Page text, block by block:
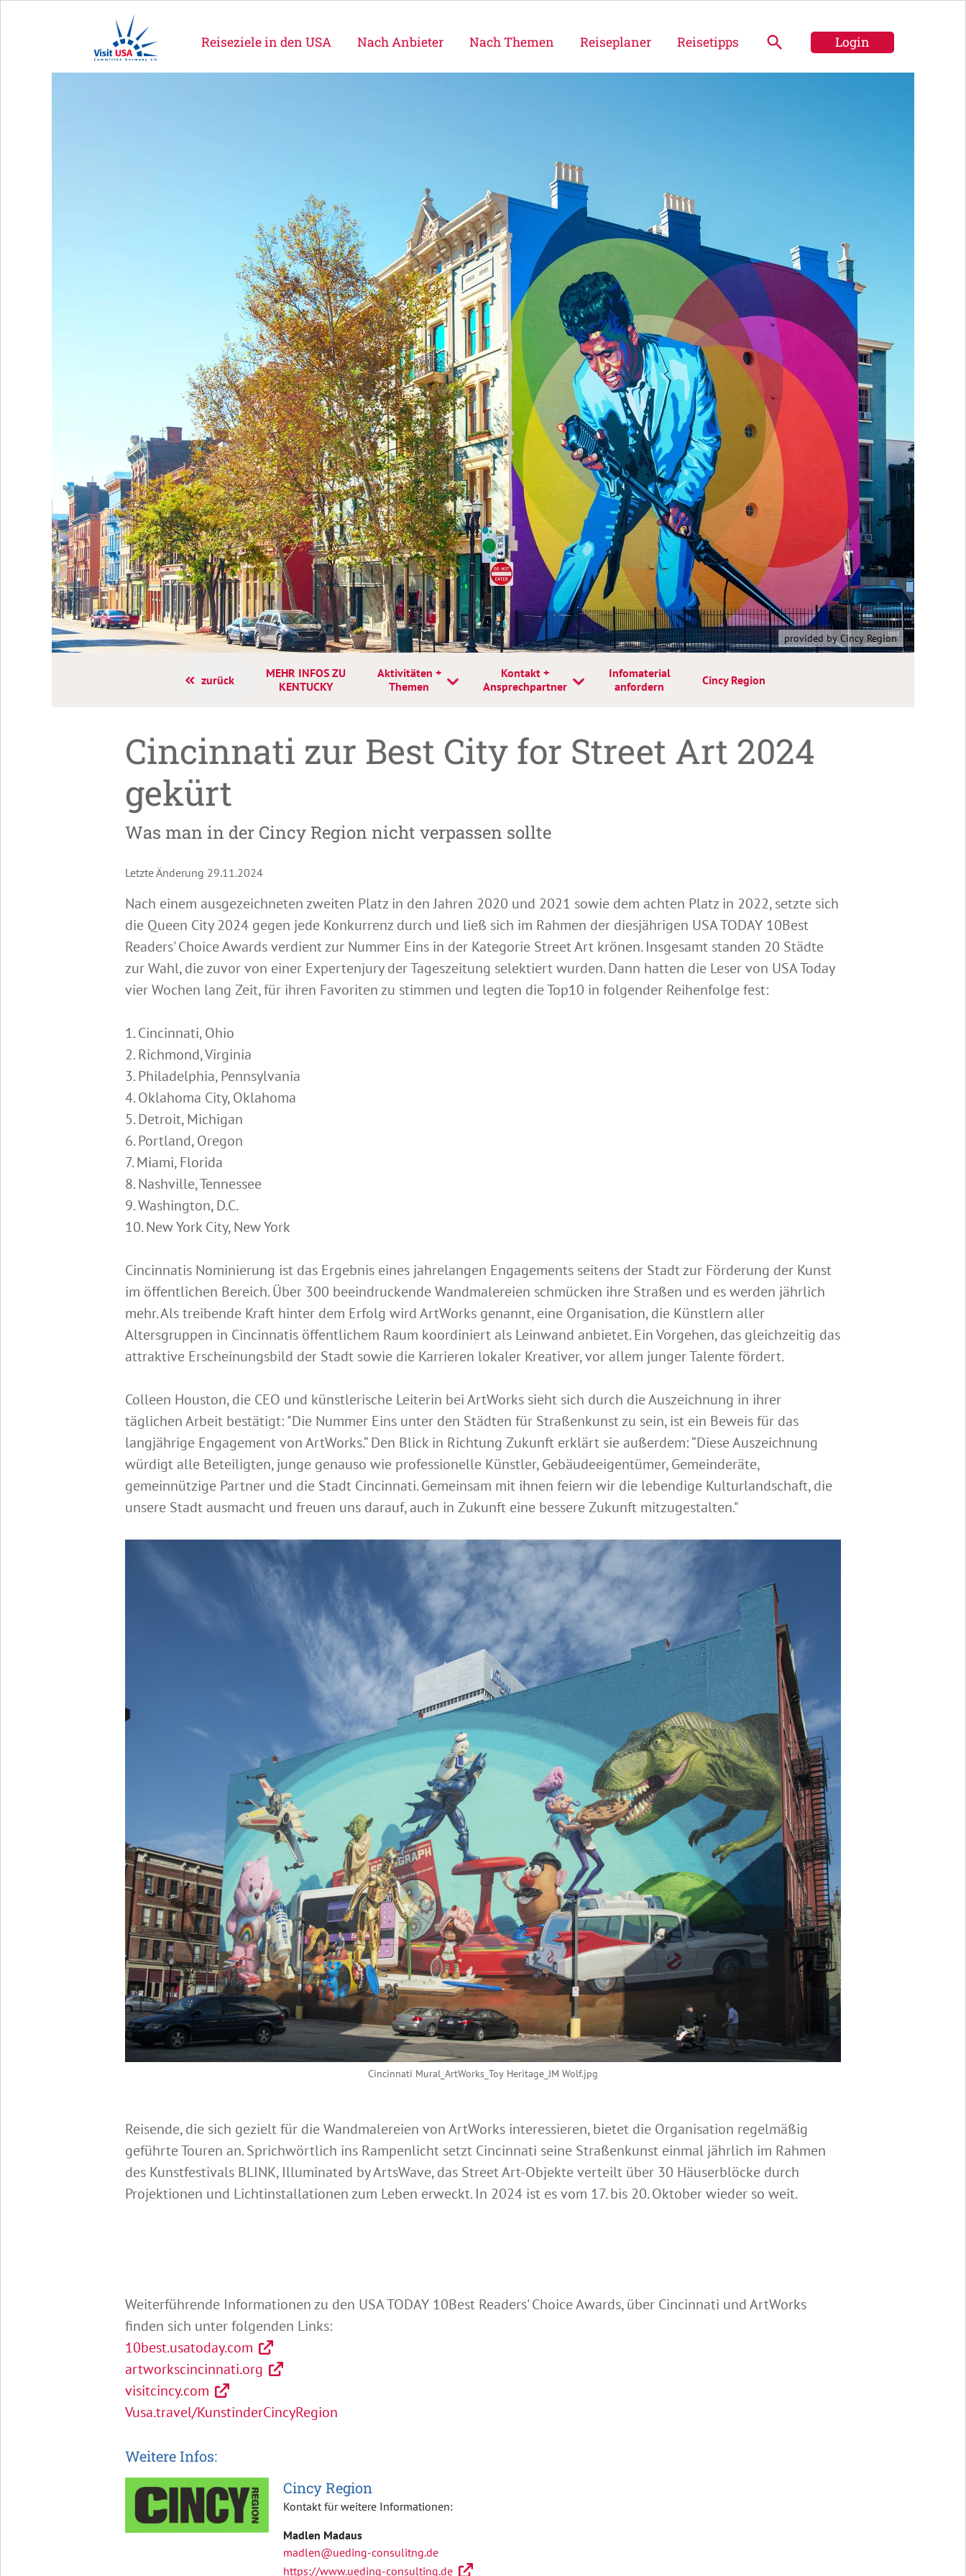
Reiseziele in den USA Nach Anbieter Nach Themen Reiseplaner Reisetipps Login
provided by Cincy Region
zurück
MEHR INFOS ZU
KENTUCKY
Aktivitäten +
Themen
Kontakt +
Ansprechpartner
Infomaterial
anfordern
Cincy Region
Cincinnati zur Best City for Street Art 2024
gekürt
Was man in der Cincy Region nicht verpassen sollte
Letzte Änderung 29.11.2024
Nach einem ausgezeichneten zweiten Platz in den Jahren 2020 und 2021 sowie dem achten Platz in 2022, setzte sich
die Queen City 2024 gegen jede Konkurrenz durch und ließ sich im Rahmen der diesjährigen USA TODAY 10Best
Readers' Choice Awards verdient zur Nummer Eins in der Kategorie Street Art krönen. Insgesamt standen 20 Städte
zur Wahl, die zuvor von einer Expertenjury der Tageszeitung selektiert wurden. Dann hatten die Leser von USA Today
vier Wochen lang Zeit, für ihren Favoriten zu stimmen und legten die Top10 in folgender Reihenfolge fest:
1. Cincinnati, Ohio
2. Richmond, Virginia
3. Philadelphia, Pennsylvania
4. Oklahoma City, Oklahoma
5. Detroit, Michigan
6. Portland, Oregon
7. Miami, Florida
8. Nashville, Tennessee
9. Washington, D.C.
10. New York City, New York
Cincinnatis Nominierung ist das Ergebnis eines jahrelangen Engagements seitens der Stadt zur Förderung der Kunst
im öffentlichen Bereich. Über 300 beeindruckende Wandmalereien schmücken ihre Straßen und es werden jährlich
mehr. Als treibende Kraft hinter dem Erfolg wird ArtWorks genannt, eine Organisation, die Künstlern aller
Altersgruppen in Cincinnatis öffentlichem Raum koordiniert als Leinwand anbietet. Ein Vorgehen, das gleichzeitig das
attraktive Erscheinungsbild der Stadt sowie die Karrieren lokaler Kreativer, vor allem junger Talente fördert.
Colleen Houston, die CEO und künstlerische Leiterin bei ArtWorks sieht sich durch die Auszeichnung in ihrer
täglichen Arbeit bestätigt: "Die Nummer Eins unter den Städten für Straßenkunst zu sein, ist ein Beweis für das
langjährige Engagement von ArtWorks.“ Den Blick in Richtung Zukunft erklärt sie außerdem: “Diese Auszeichnung
würdigt alle Beteiligten, junge genauso wie professionelle Künstler, Gebäudeeigentümer, Gemeinderäte,
gemeinnützige Partner und die Stadt Cincinnati. Gemeinsam mit ihnen feiern wir die lebendige Kulturlandschaft, die
unsere Stadt ausmacht und freuen uns darauf, auch in Zukunft eine bessere Zukunft mitzugestalten."
Cincinnati Mural_ArtWorks_Toy Heritage_JM Wolf.jpg
Reisende, die sich gezielt für die Wandmalereien von ArtWorks interessieren, bietet die Organisation regelmäßig
geführte Touren an. Sprichwörtlich ins Rampenlicht setzt Cincinnati seine Straßenkunst einmal jährlich im Rahmen
des Kunstfestivals BLINK, Illuminated by ArtsWave, das Street Art-Objekte verteilt über 30 Häuserblöcke durch
Projektionen und Lichtinstallationen zum Leben erweckt. In 2024 ist es vom 17. bis 20. Oktober wieder so weit.
Weiterführende Informationen zu den USA TODAY 10Best Readers' Choice Awards, über Cincinnati und ArtWorks
finden sich unter folgenden Links:
10best.usatoday.com
artworkscincinnati.org
visitcincy.com
Vusa.travel/KunstinderCincyRegion
Weitere Infos:
Cincy Region
Kontakt für weitere Informationen:
Madlen Madaus
madlen@ueding-consulitng.de
https://www.ueding-consulting.de